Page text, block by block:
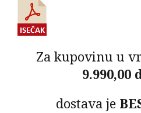
Za kupovinu u
9.990,00
dostava je